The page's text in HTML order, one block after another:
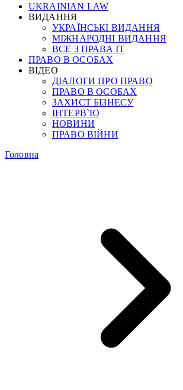
UKRAINIAN LAW
ВИДАННЯ
УКРАЇНСЬКІ ВИДАННЯ
МІЖНАРОДНІ ВИДАННЯ
ВСЕ З ПРАВА ІТ
ПРАВО В ОСОБАХ
ВІДЕО
ДІАЛОГИ ПРО ПРАВО
ПРАВО В ОСОБАХ
ЗАХИСТ БІЗНЕСУ
ІНТЕРВ`Ю
НОВИНИ
ПРАВО ВІЙНИ
Головна